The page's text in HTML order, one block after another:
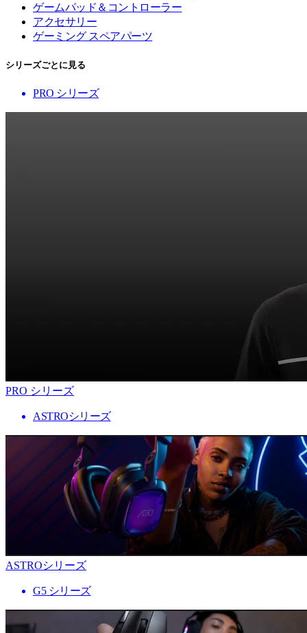
ゲームパッド＆コントローラー
アクセサリー
ゲーミング スペアパーツ
シリーズごとに見る
PRO シリーズ
PRO シリーズ
ASTROシリーズ
ASTROシリーズ
G5 シリーズ